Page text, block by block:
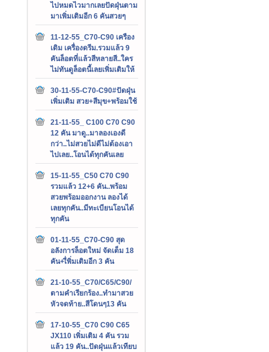
ไปหมดไวมากเลยปัดฝุ่นตาม
มาเพิ่มเติมอีก 6 คันสวยๆ
11-12-55_C70-C90 เครือง
เดิม เครื่องดรีม.รวมแล้ว 9
คันล็อตที่แล้วสีหลายสี..ใคร
ไม่ทันดูล็อตนี้เลยเพิ่มเติมให้
30-11-55-C70-C90#ปัดฝุ่น
เพิ่มเติม สวย+สีมุข+พร้อมใช้
21-11-55_ C100 C70 C90
12 คัน มาดู..มาลองเองดี
กว่า..ไม่สวยไม่ดีไม่ต้องเอา
ไปเลย..โอนได้ทุกคันเลย
15-11-55_C50 C70 C90
รวมแล้ว 12+6 คัน..พร้อม
สวยพร้อมออกงาน ลองได้
เลยทุกคัน..มีทะเบียนโอนได้
ทุกคัน
01-11-55_C70-C90 สุด
อลังการล็อตใหม่ จัดเต็ม 18
คัน+เื่พิ่มเติมอีก 3 คัน
21-10-55_C70/C65/C90/
ตามคำเรียกร้อง..ทำมาสวย
หัวจดท้าย..สีโดนๆ13 คัน
17-10-55_C70 C90 C65
JX110 เพิ่มเติม 4 คัน รวม
แล้ว 19 คัน..ปัดฝุ่นแล้วเทียบ